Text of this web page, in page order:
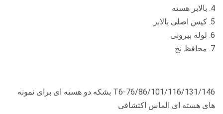
4. بالابر هسته
5. کیس اصلی بالابر
6. لوله بیرونی
7. محافظ نخ
T6-76/86/101/116/131/146 بشکه دو هسته ای برای نمونه
های هسته ای الماس اکتشافی